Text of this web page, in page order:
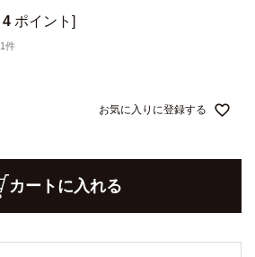
4 ポイント]
1件
お気に入りに登録する
カートに入れる